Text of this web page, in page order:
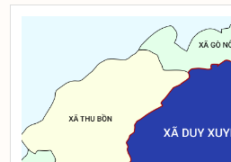
Thông báo rà soát danh sách
BHYT xã An toàn khu của xã Duy
Thông báo: Niêm yết Danh sách
nhận và giải quyết chế độ
131/2021/NĐ-CP của chính phủ
Thông báo: Niêm yết Danh sách
nhận và giải quyết chế độ thương